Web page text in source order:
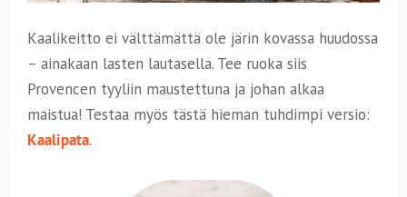
Kaalikeitto ei välttämättä ole järin kovassa huudossa
– ainakaan lasten lautasella. Tee ruoka siis
Provencen tyyliin maustettuna ja johan alkaa
maistua! Testaa myös tästä hieman tuhdimpi versio:
Kaalipata.